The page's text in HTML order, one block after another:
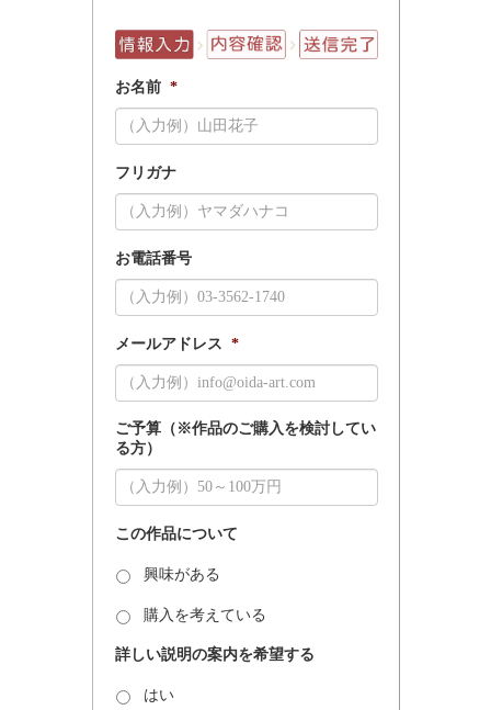
お名前 *
フリガナ
お電話番号
メールアドレス *
ご予算（※作品のご購入を検討してい
る方）
この作品について
興味がある
購入を考えている
詳しい説明の案内を希望する
はい